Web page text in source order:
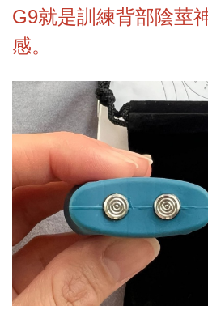
G9就是訓練背部陰莖
感。